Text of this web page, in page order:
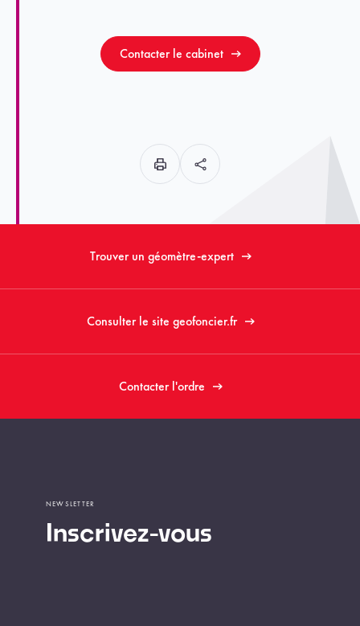
Contacter le cabinet
Trouver un géomètre-expert
Consulter le site geofoncier.fr
Contacter l'ordre
Inscrivez-vous
NEWSLETTER